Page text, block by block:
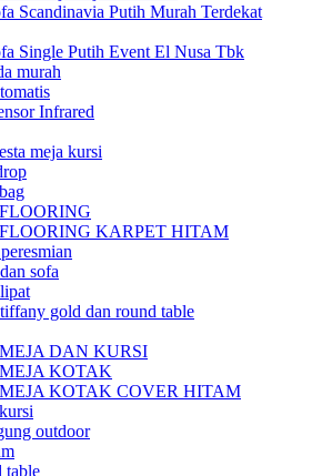
Scandinavia Putih Murah Terdekat
Single Putih Event El Nusa Tbk
murah
Infrared
meja kursi
KARPET HITAM
sofa
gold dan round table
DAN KURSI
KOTAK
KOTAK COVER HITAM
outdoor
table